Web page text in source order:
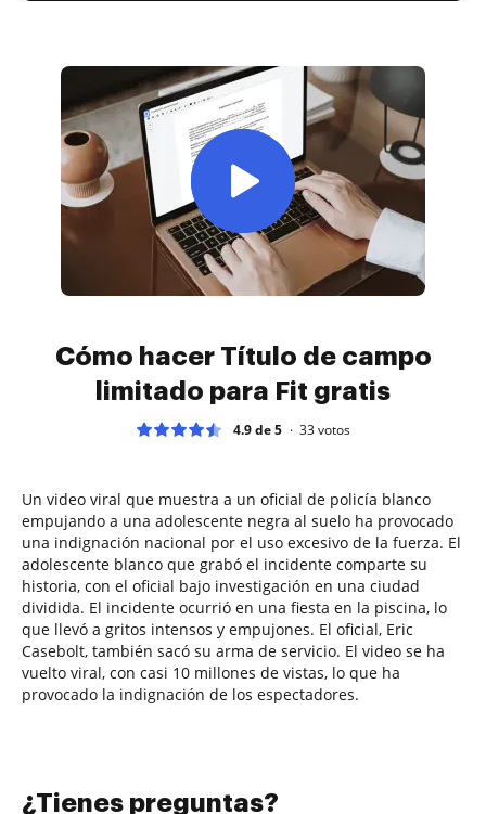
Cómo hacer Título de campo
limitado para Fit gratis
4.9 de 5 33votos
Un video viral que muestra a un oficial de policía blanco
empujando a una adolescente negra al suelo ha provocado
una indignación nacional por el uso excesivo de la fuerza. El
adolescente blanco que grabó el incidente comparte su
historia, con el oficial bajo investigación en una ciudad
dividida. El incidente ocurrió en una fiesta en la piscina, lo
que llevó a gritos intensos y empujones. El oficial, Eric
Casebolt, también sacó su arma de servicio. El video se ha
vuelto viral, con casi 10 millones de vistas, lo que ha
provocado la indignación de los espectadores.
¿Tienes preguntas?